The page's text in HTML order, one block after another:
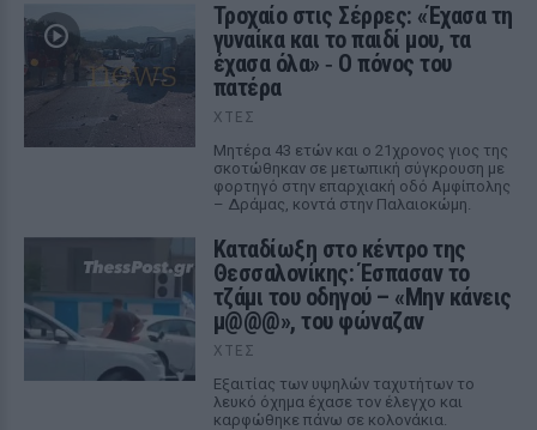
Τροχαίο στις Σέρρες: «Έχασα τη
γυναίκα και το παιδί μου, τα
έχασα όλα» ‑ Ο πόνος του
πατέρα
ΧΤΕΣ
Μητέρα 43 ετών και ο 21χρονος γιος της
σκοτώθηκαν σε μετωπική σύγκρουση με
φορτηγό στην επαρχιακή οδό Αμφίπολης
– Δράμας, κοντά στην Παλαιοκώμη.
Καταδίωξη στο κέντρο της
Θεσσαλονίκης: Έσπασαν το
τζάμι του οδηγού – «Μην κάνεις
μ@@@», του φώναζαν
ΧΤΕΣ
Εξαιτίας των υψηλών ταχυτήτων το
λευκό όχημα έχασε τον έλεγχο και
καρφώθηκε πάνω σε κολονάκια.